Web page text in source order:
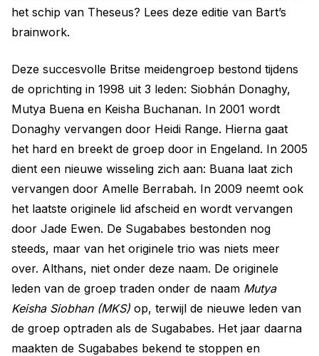
het schip van Theseus? Lees deze editie van Bart’s
brainwork.
Deze succesvolle Britse meidengroep bestond tijdens
de oprichting in 1998 uit 3 leden: Siobhán Donaghy,
Mutya Buena en Keisha Buchanan. In 2001 wordt
Donaghy vervangen door Heidi Range. Hierna gaat
het hard en breekt de groep door in Engeland. In 2005
dient een nieuwe wisseling zich aan: Buana laat zich
vervangen door Amelle Berrabah. In 2009 neemt ook
het laatste originele lid afscheid en wordt vervangen
door Jade Ewen. De Sugababes bestonden nog
steeds, maar van het originele trio was niets meer
over. Althans, niet onder deze naam. De originele
leden van de groep traden onder de naam Mutya
Keisha Siobhan (MKS) op, terwijl de nieuwe leden van
de groep optraden als de Sugababes. Het jaar daarna
maakten de Sugababes bekend te stoppen en